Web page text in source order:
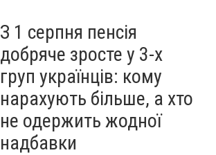
З 1 серпня пенсія
добряче зросте у 3-х
груп українців: кому
нарахують більше, а хто
не одержить жодної
надбавки